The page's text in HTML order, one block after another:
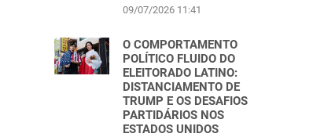
09/07/2026 11:41
O COMPORTAMENTO
POLÍTICO FLUIDO DO
ELEITORADO LATINO:
DISTANCIAMENTO DE
TRUMP E OS DESAFIOS
PARTIDÁRIOS NOS
ESTADOS UNIDOS